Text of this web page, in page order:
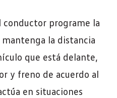
conductor programe la
la distancia
que está delante,
y freno de acuerdo al
en situaciones